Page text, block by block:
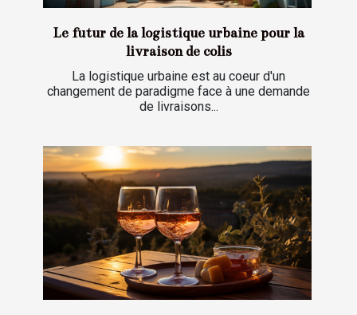
Le futur de la logistique urbaine pour la
livraison de colis
La logistique urbaine est au coeur d'un
changement de paradigme face à une demande
de livraisons...